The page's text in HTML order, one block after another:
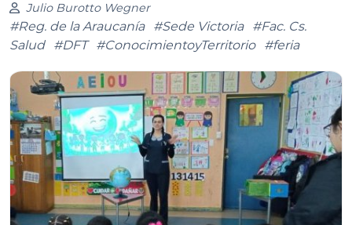
Julio Burotto Wegner
#Reg. de la Araucanía #Sede Victoria
#Fac. Cs.
Salud
#DFT #ConocimientoyTerritorio #feria